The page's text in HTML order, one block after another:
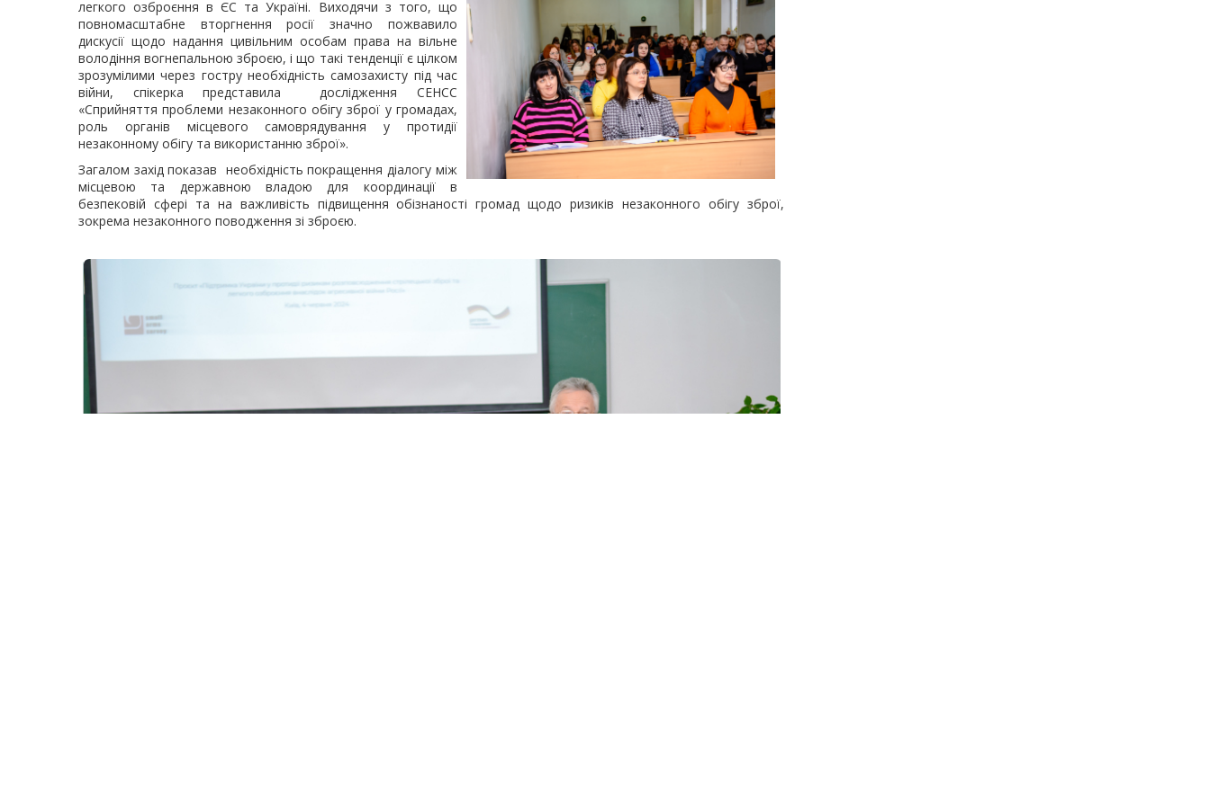
легкого озброєння в ЄС та Україні. Виходячи з того, що
повномасштабне вторгнення росії значно пожвавило
дискусії щодо надання цивільним особам права на вільне
володіння вогнепальною зброєю, і що такі тенденції є цілком
зрозумілими через гостру необхідність самозахисту під час
війни, спікерка представила дослідження СЕНСС
«Сприйняття проблеми незаконного обігу зброї у громадах,
роль органів місцевого самоврядування у протидії
незаконному обігу та використанню зброї».
Загалом захід показав необхідність покращення діалогу між
місцевою та державною владою для координації в
безпековій сфері та на важливість підвищення обізнаності громад щодо ризиків незаконного обігу зброї,
зокрема незаконного поводження зі зброєю.